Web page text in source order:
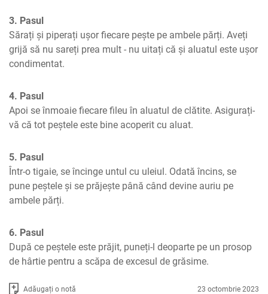
3. Pasul
Sărați și piperați ușor fiecare pește pe ambele părți. Aveți
grijă să nu sareți prea mult - nu uitați că și aluatul este ușor
condimentat.
4. Pasul
Apoi se înmoaie fiecare fileu în aluatul de clătite. Asigurați-
vă că tot peștele este bine acoperit cu aluat.
5. Pasul
Într-o tigaie, se încinge untul cu uleiul. Odată încins, se
pune peștele și se prăjește până când devine auriu pe
ambele părți.
6. Pasul
După ce peștele este prăjit, puneți-l deoparte pe un prosop
de hârtie pentru a scăpa de excesul de grăsime.
Adăugați o notă 23 octombrie 2023